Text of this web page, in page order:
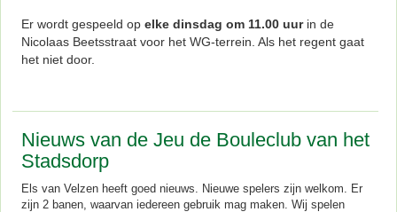
Er wordt gespeeld op elke dinsdag om 11.00 uur in de
Nicolaas Beetsstraat voor het WG-terrein. Als het regent gaat
het niet door.
Nieuws van de Jeu de Bouleclub van het
Stadsdorp
Els van Velzen heeft goed nieuws. Nieuwe spelers zijn welkom. Er
zijn 2 banen, waarvan iedereen gebruik mag maken. Wij spelen